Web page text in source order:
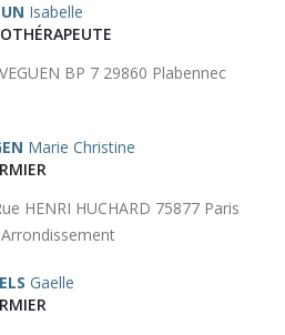
Isabelle
BP 7 29860 Plabennec
Marie Christine
HENRI HUCHARD 75877 Paris
Gaelle